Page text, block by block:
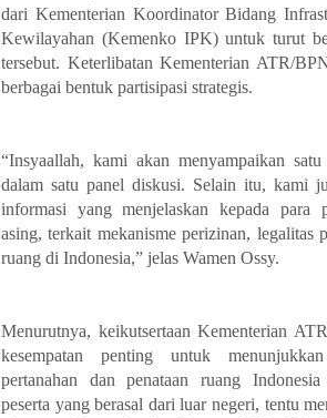
dari Kementerian Koordinator Bidang
Kewilayahan (Kemenko IPK) untuk turut
tersebut. Keterlibatan Kementerian ATR/
berbagai bentuk partisipasi strategis.
“Insyaallah, kami akan menyampaikan
dalam satu panel diskusi. Selain itu, kami
informasi yang menjelaskan kepada para
asing, terkait mekanisme perizinan, legalitas
ruang di Indonesia,” jelas Wamen Ossy.
Menurutnya, keikutsertaan Kementerian
kesempatan penting untuk
pertanahan dan penataan ruang
peserta yang berasal dari luar negeri, tentu